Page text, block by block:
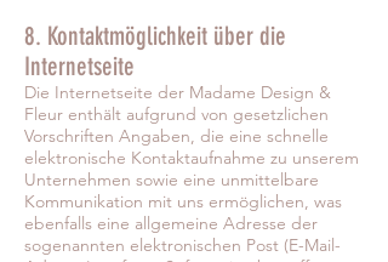
8. Kontaktmöglichkeit über die
Internetseite
Die Internetseite der Madame Design &
Fleur enthält aufgrund von gesetzlichen
Vorschriften Angaben, die eine schnelle
elektronische Kontaktaufnahme zu unserem
Unternehmen sowie eine unmittelbare
Kommunikation mit uns ermöglichen, was
ebenfalls eine allgemeine Adresse der
sogenannten elektronischen Post (E-Mail-